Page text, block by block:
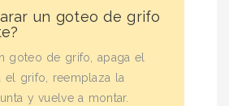
un goteo de grifo
goteo de grifo, apaga el
el grifo, reemplaza la
y vuelve a montar.